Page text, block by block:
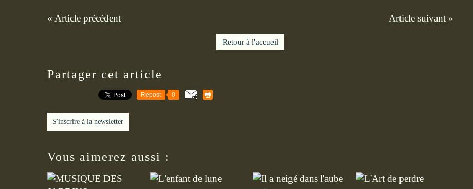
« Article précédent Article suivant »
Retour à l'accueil
Partager cet article
Repost 0
S'inscrire à la newsletter
Vous aimerez aussi :